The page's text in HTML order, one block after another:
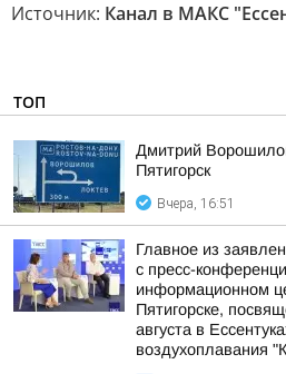
Источник: Канал в МАКС
ТОП
Дмитрий
Пятигорск
Вчера, 16:51
Главное из
с пресс-
информационном
Пятигорске,
августа в
воздухоплавания